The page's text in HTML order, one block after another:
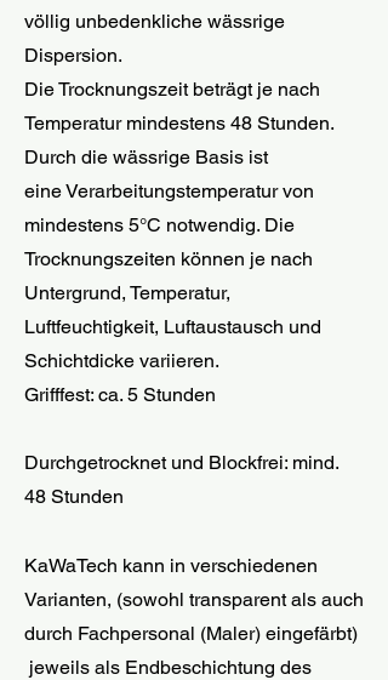
völlig unbedenkliche wässrige
Dispersion.
Die Trocknungszeit beträgt je nach
Temperatur mindestens 48 Stunden.
Durch die wässrige Basis ist
eine Verarbeitungstemperatur von
mindestens 5°C notwendig. Die
Trocknungszeiten können je nach
Untergrund, Temperatur,
Luftfeuchtigkeit, Luftaustausch und
Schichtdicke variieren.
Grifffest: ca. 5 Stunden
Durchgetrocknet und Blockfrei: mind.
48 Stunden
KaWaTech kann in verschiedenen
Varianten, (sowohl transparent als auch
durch Fachpersonal (Maler) eingefärbt)
jeweils als Endbeschichtung des